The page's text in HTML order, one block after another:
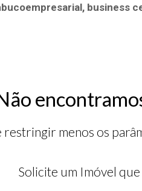
business
restringir menos os
Solicite um Imóvel